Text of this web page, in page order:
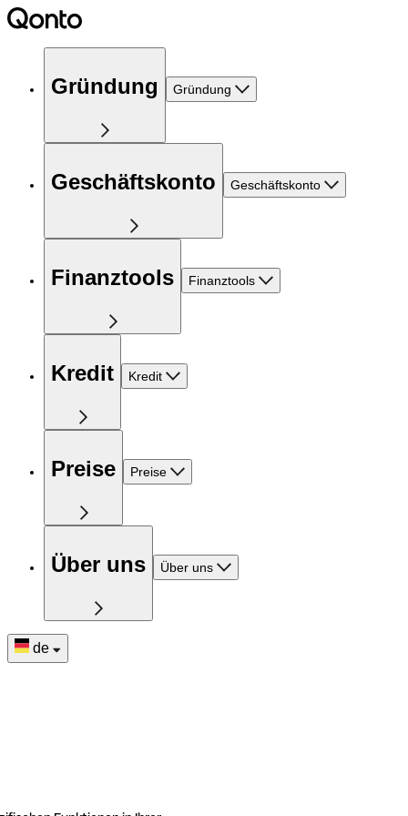
Gründung Gründung
Geschäftskonto Geschäftskonto
Finanztools Finanztools
Kredit Kredit
Preise Preise
Über uns Über uns
de